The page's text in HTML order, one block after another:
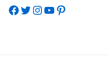
Facebook
Twitter
Instagram
YouTube
Pinterest